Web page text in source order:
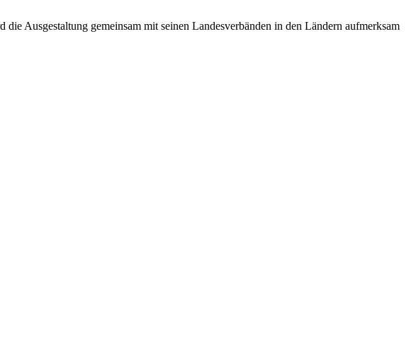
Ausgestaltung gemeinsam mit seinen Landesverbänden in den Ländern aufmerksam